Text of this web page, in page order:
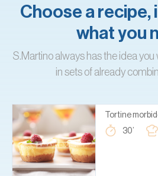
Choose a recipe,
what you
S.Martino always has the idea
in sets of already
Tortine
30’